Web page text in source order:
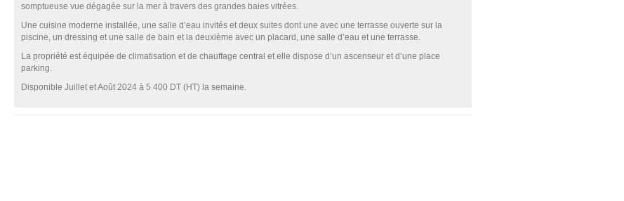
somptueuse vue dégagée sur la mer à travers des grandes baies vitrées.
Une cuisine moderne installée, une salle d’eau invités et deux suites dont une avec une terrasse ouverte sur la
piscine, un dressing et une salle de bain et la deuxième avec un placard, une salle d’eau et une terrasse.
La propriété est équipée de climatisation et de chauffage central et elle dispose d’un ascenseur et d’une place
parking.
Disponible Juillet et Août 2024 à 5 400 DT (HT) la semaine.